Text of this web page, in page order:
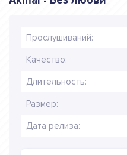
Прослушиваний:
Качество:
Длительность:
Размер:
Дата релиза: